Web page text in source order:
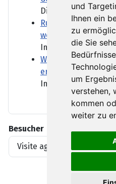
und
Ihnen ein
zu
die Sie
um
verstehen,
kommen
weiter zu
Die Commerzbank
Rufe nach einer
werden lauter
Im Herbst wollen
Warum Landflucht
erhöhen kann
Immer wieder
Besucher
Visite agli articoli